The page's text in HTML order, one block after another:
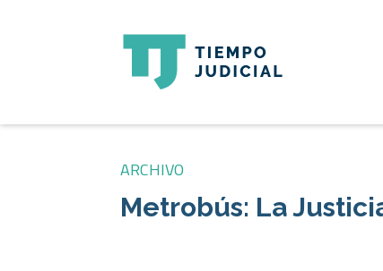
ARCHIVO
Metrobús: La